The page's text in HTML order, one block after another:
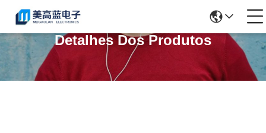
Detalhes Dos Produtos